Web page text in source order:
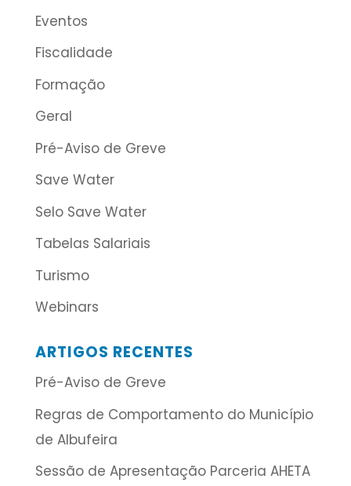
Eventos
Fiscalidade
Formação
Geral
Pré-Aviso de Greve
Save Water
Selo Save Water
Tabelas Salariais
Turismo
Webinars
ARTIGOS RECENTES
Pré-Aviso de Greve
Regras de Comportamento do Município
de Albufeira
Sessão de Apresentação Parceria AHETA